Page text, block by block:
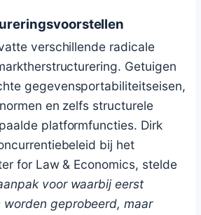
verschillende radicale
Getuigen
gegevensportabiliteitseisen,
en zelfs structurele
platformfuncties. Dirk
bij het
for Law & Economics, stelde
voor waarbij eerst
geprobeerd, maar